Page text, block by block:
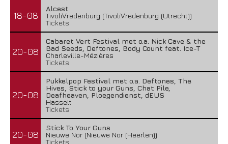
18-08
Alcest
TivoliVredenburg (TivoliVredenburg (Utrecht))
Tickets
20-08
Cabaret Vert Festival met o.a. Nick Cave & the
Bad Seeds, Deftones, Body Count feat. Ice-T
Charleville-Mézières
Tickets
20-08
Pukkelpop Festival met o.a. Deftones, The
Hives, Stick to your Guns, Chat Pile,
Deafheaven, Ploegendienst, dEUS
Hasselt
Tickets
20-08
Stick To Your Guns
Nieuwe Nor (Nieuwe Nor (Heerlen))
Tickets